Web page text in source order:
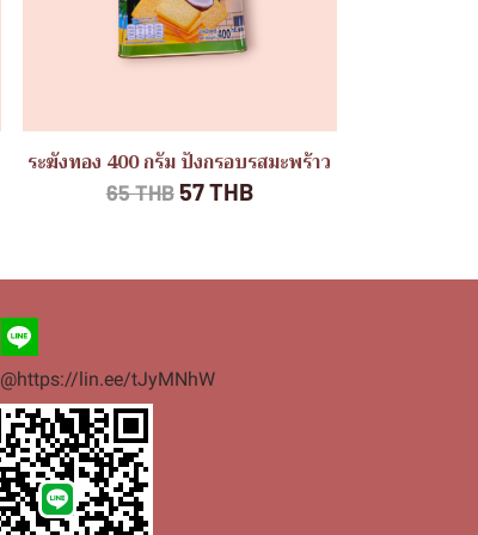
ระฆังทอง 400 กรัม ปังกรอบรสมะพร้าว
65 THB57 THB
@https://lin.ee/tJyMNhW